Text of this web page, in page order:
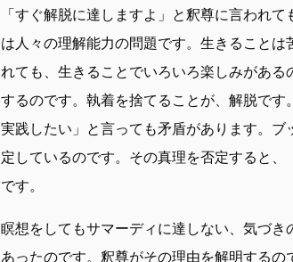
「すぐ解脱に達しますよ」と釈尊に言われ
は人々の理解能力の問題です。生きること
れても、生きることでいろいろ楽しみがあ
するのです。執着を捨てることが、解脱です
実践したい」と言っても矛盾があります。
定しているのです。その真理を否定すると
です。
瞑想をしてもサマーディに達しない、気づ
あったのです。釈尊がその理由を解明する